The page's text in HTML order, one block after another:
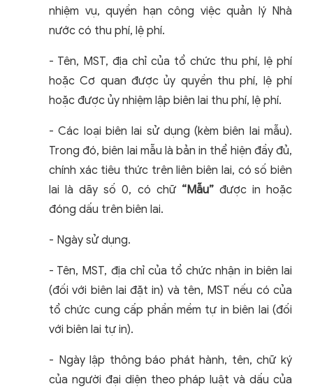
nhiệm vụ, quyền hạn công việc quản lý Nhà
nước có thu phí, lệ phí.
- Tên, MST, địa chỉ của tổ chức thu phí, lệ phí
hoặc Cơ quan được ủy quyền thu phí, lệ phí
hoặc được ủy nhiệm lập biên lai thu phí, lệ phí.
- Các loại biên lai sử dụng (kèm biên lai mẫu).
Trong đó, biên lai mẫu là bản in thể hiện đầy đủ,
chính xác tiêu thức trên liên biên lai, có số biên
lai là dãy số 0, có chữ “Mẫu”được in hoặc
đóng dấu trên biên lai.
- Ngày sử dụng.
- Tên, MST, địa chỉ của tổ chức nhận in biên lai
(đối với biên lai đặt in) và tên, MST nếu có của
tổ chức cung cấp phần mềm tự in biên lai (đối
với biên lai tự in).
- Ngày lập thông báo phát hành, tên, chữ ký
của người đại diện theo pháp luật và dấu của